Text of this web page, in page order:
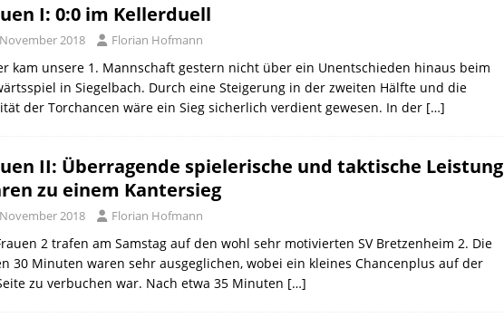
I: 0:0 im Kellerduell
2018 Florian Hofmann
kam unsere 1. Mannschaft gestern nicht über ein Unentschieden hinaus beim
in Siegelbach. Durch eine Steigerung in der zweiten Hälfte und die
der Torchancen wäre ein Sieg sicherlich verdient gewesen. In der […]
II: Überragende spielerische und taktische Leistung
zu einem Kantersieg
2018 Florian Hofmann
2 trafen am Samstag auf den wohl sehr motivierten SV Bretzenheim 2. Die
30 Minuten waren sehr ausgeglichen, wobei ein kleines Chancenplus auf der
zu verbuchen war. Nach etwa 35 Minuten […]